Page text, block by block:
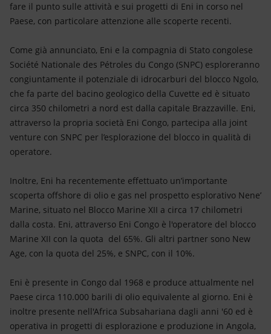
Scenari energetici
fare il punto sulle attività e sui progetti di Eni in corso nel
Paese, con particolare attenzione alle scoperte recenti.
Come già annunciato, Eni e la compagnia di Stato congolese
Société Nationale des Pétroles du Congo (SNPC) esploreranno
congiuntamente il potenziale di idrocarburi del blocco Ngolo,
che fa parte del bacino geologico della Cuvette ed è situato
circa 350 chilometri a nord est dalla capitale Brazzaville. Eni,
attraverso la propria società Eni Congo, partecipa alla joint
venture con SNPC per l’esplorazione del blocco in qualità di
operatore.
Inoltre, Eni ha recentemente effettuato un’importante
scoperta offshore di olio e gas nel prospetto esplorativo Nene’
Marine, situato nel Blocco Marine XII a circa 17 chilometri
dalla costa. Eni, attraverso Eni Congo è l'operatore del blocco
Marine XII con la quota del 65%. Gli altri partner sono New
Age, con la quota del 25%, e SNPC, con il 10%.
Eni è presente in Congo dal 1968 e produce attualmente nel
Paese circa 110.000 barili di olio equivalente al giorno. Eni è
inoltre presente nell'Africa Subsahariana dagli anni '60 ed è
operativa in progetti di esplorazione e produzione in Angola,